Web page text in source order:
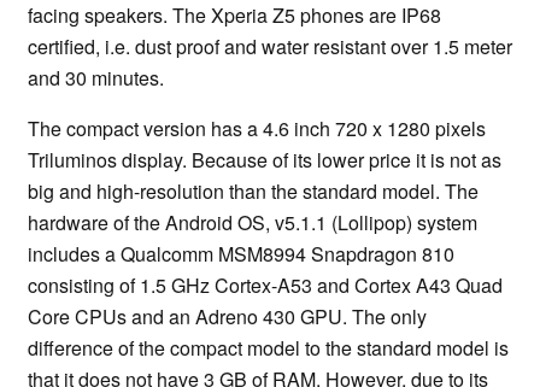
facing speakers. The Xperia Z5 phones are IP68
certified, i.e. dust proof and water resistant over 1.5 meter
and 30 minutes.
The compact version has a 4.6 inch 720 x 1280 pixels
Triluminos display. Because of its lower price it is not as
big and high-resolution than the standard model. The
hardware of the Android OS, v5.1.1 (Lollipop) system
includes a Qualcomm MSM8994 Snapdragon 810
consisting of 1.5 GHz Cortex-A53 and Cortex A43 Quad
Core CPUs and an Adreno 430 GPU. The only
difference of the compact model to the standard model is
that it does not have 3 GB of RAM. However, due to its